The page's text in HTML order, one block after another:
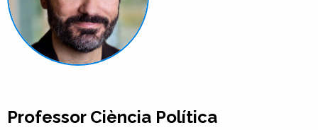
Professor Ciència Política